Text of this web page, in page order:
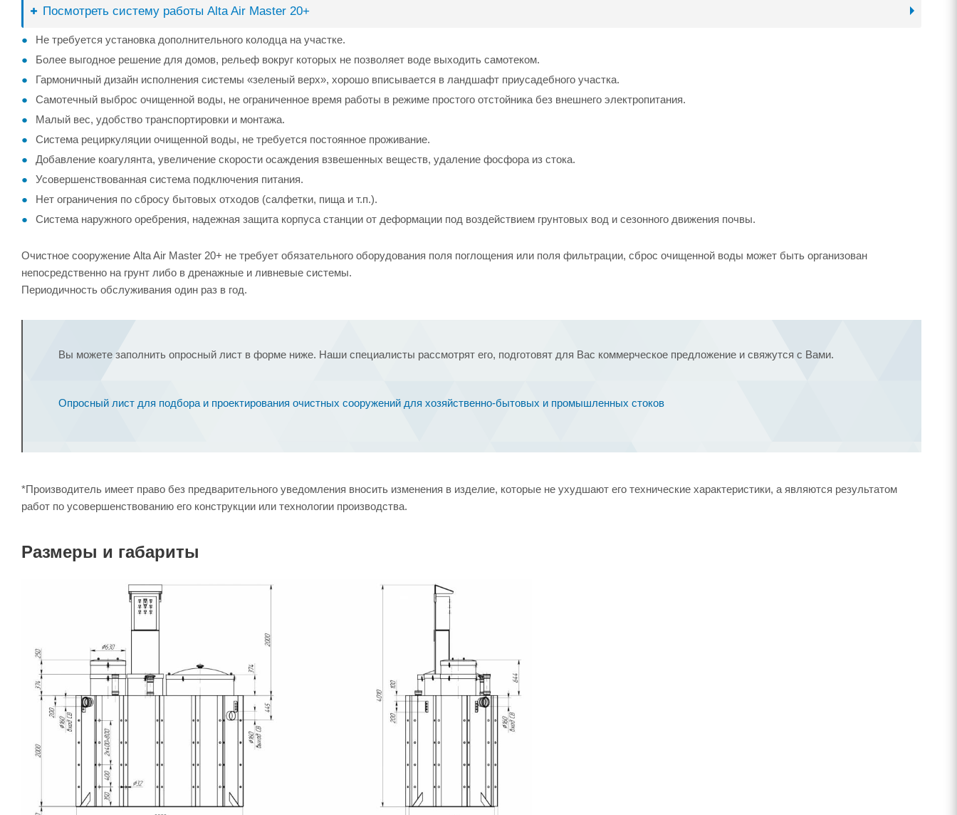
Посмотреть систему работы Alta Air Master 20+
Не требуется установка дополнительного колодца на участке.
Более выгодное решение для домов, рельеф вокруг которых не позволяет воде выходить самотеком.
Гармоничный дизайн исполнения системы «зеленый верх», хорошо вписывается в ландшафт приусадебного участка.
Самотечный выброс очищенной воды, не ограниченное время работы в режиме простого отстойника без внешнего электропитания.
Малый вес, удобство транспортировки и монтажа.
Система рециркуляции очищенной воды, не требуется постоянное проживание.
Добавление коагулянта, увеличение скорости осаждения взвешенных веществ, удаление фосфора из стока.
Усовершенствованная система подключения питания.
Нет ограничения по сбросу бытовых отходов (салфетки, пища и т.п.).
Система наружного оребрения, надежная защита корпуса станции от деформации под воздействием грунтовых вод и сезонного движения почвы.
Очистное сооружение Alta Air Master 20+ не требует обязательного оборудования поля поглощения или поля фильтрации, сброс очищенной воды может быть организован
непосредственно на грунт либо в дренажные и ливневые системы.
Периодичность обслуживания один раз в год.
Вы можете заполнить опросный лист в форме ниже. Наши специалисты рассмотрят его, подготовят для Вас коммерческое предложение и свяжутся с Вами.
Опросный лист для подбора и проектирования очистных сооружений для хозяйственно-бытовых и промышленных стоков
*Производитель имеет право без предварительного уведомления вносить изменения в изделие, которые не ухудшают его технические характеристики, а являются результатом
работ по усовершенствованию его конструкции или технологии производства.
Размеры и габариты